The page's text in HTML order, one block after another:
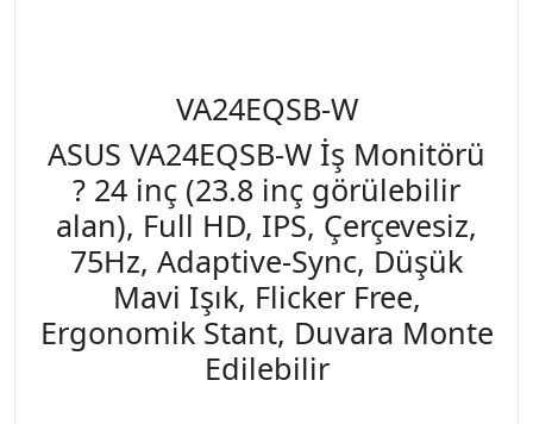
VA24EQSB-W
ASUS VA24EQSB-W İş Monitörü
? 24 inç (23.8 inç görülebilir
alan), Full HD, IPS, Çerçevesiz,
75Hz, Adaptive-Sync, Düşük
Mavi Işık, Flicker Free,
Ergonomik Stant, Duvara Monte
Edilebilir